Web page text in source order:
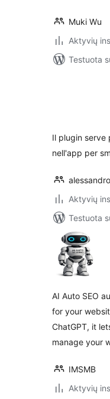
Muki Wu
Aktyvių
Testuota
Il plugin serve
nell'app per
Aktyvių
Testuota
AI Auto SEO
for your
ChatGPT, it
manage your
IMSMB
Aktyvių